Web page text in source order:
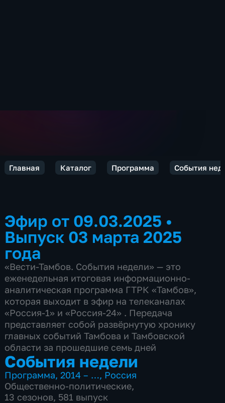
Главная Каталог Программа События
Эфир от 09.03.2025 •
Выпуск 03 марта 2025
года
«Вести-Тамбов. События недели» — это
еженедельная итоговая информационно-
аналитическая программа ГТРК «Тамбов»,
которая выходит в эфир на телеканалах
«Россия-1» и «Россия-24» . Передача
представляет собой развёрнутую хронику
главных событий Тамбова и Тамбовской
области за прошедшие семь дней
События недели
Программа,2014 – …, Россия
Общественно-политические,
13 сезонов, 581 выпуск